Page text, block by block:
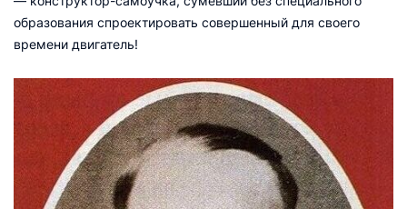
образования спроектировать совершенный для своего
времени двигатель!